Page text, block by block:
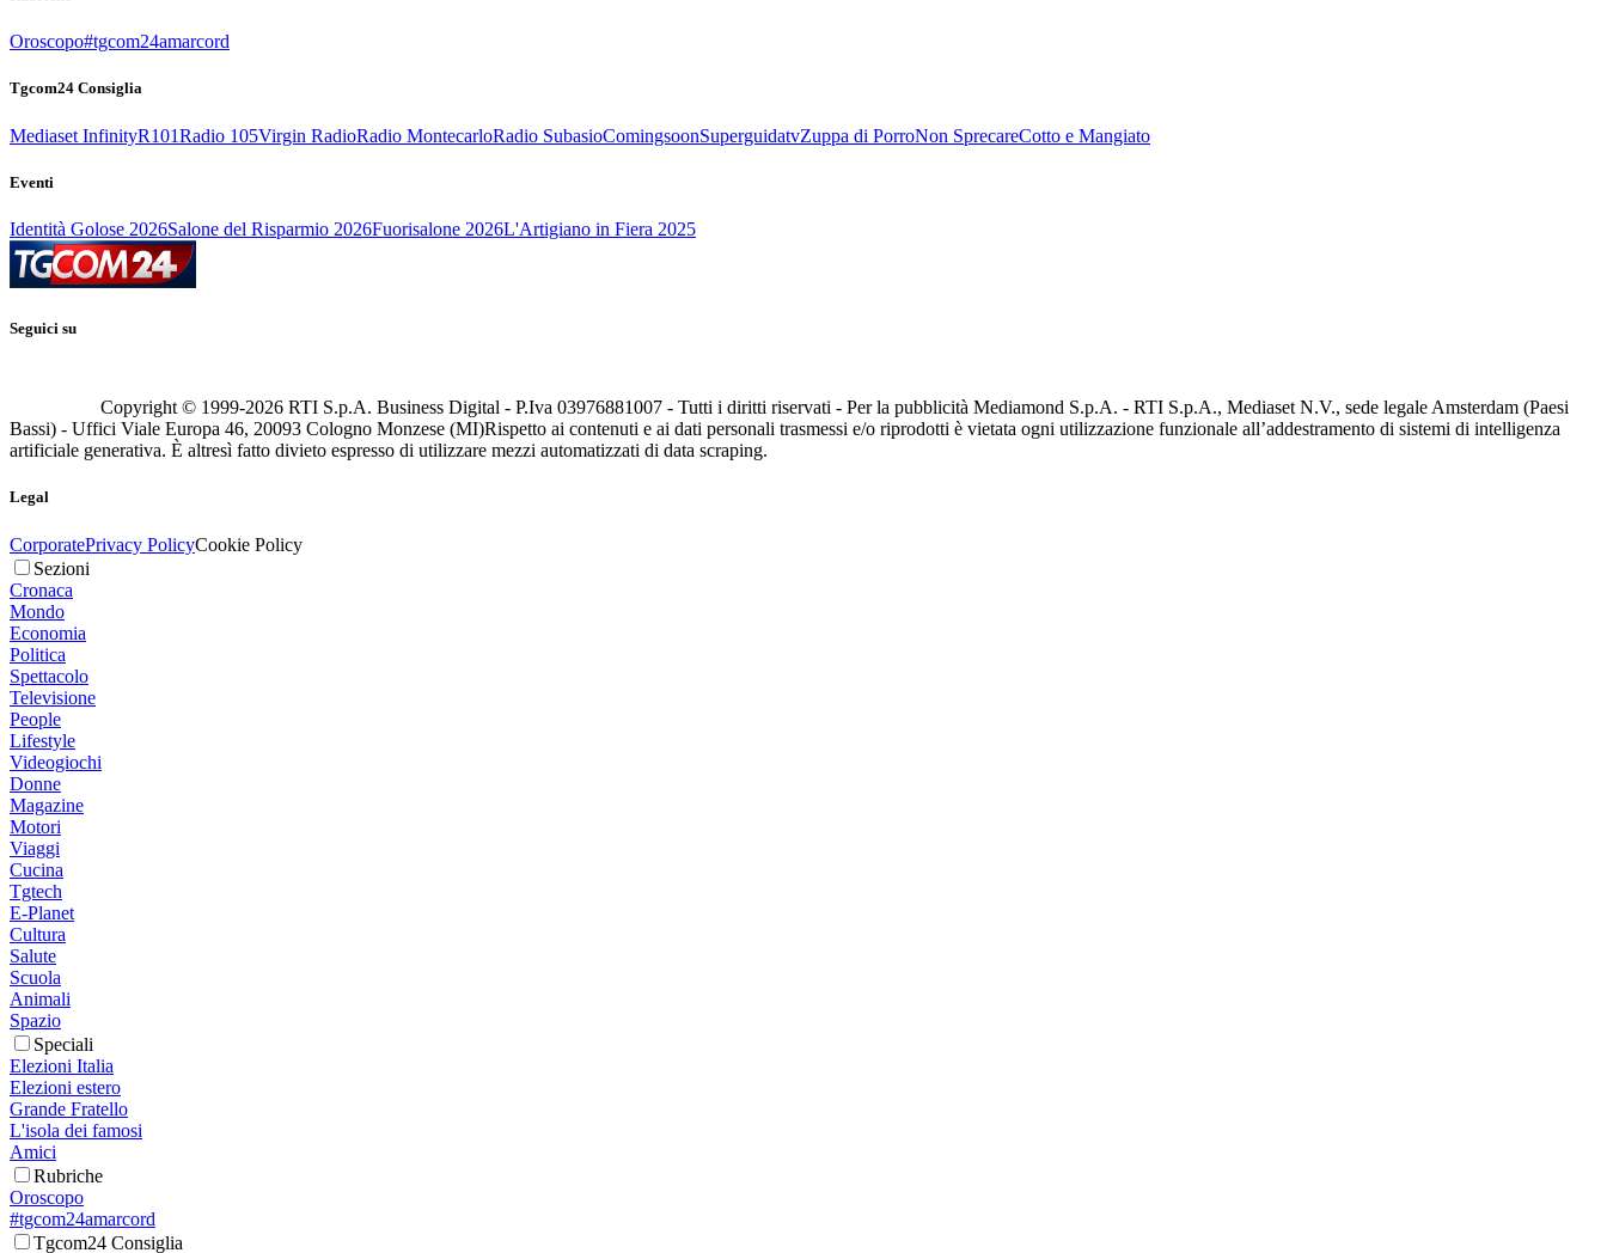
Oroscopo#tgcom24amarcord
Tgcom24 Consiglia
Mediaset InfinityR101Radio 105Virgin RadioRadio MontecarloRadio SubasioComingsoonSuperguidatvZuppa di PorroNon SprecareCotto e Mangiato
Eventi
Identità Golose 2026Salone del Risparmio 2026Fuorisalone 2026L'Artigiano in Fiera 2025
Seguici su
Copyright © 1999-2026 RTI S.p.A. Business Digital - P.Iva 03976881007 - Tutti i diritti riservati - Per la pubblicità Mediamond S.p.A. - RTI S.p.A., Mediaset N.V., sede legale Amsterdam (Paesi
Bassi) - Uffici Viale Europa 46, 20093 Cologno Monzese (MI)Rispetto ai contenuti e ai dati personali trasmessi e/o riprodotti è vietata ogni utilizzazione funzionale all’addestramento di sistemi di intelligenza
artificiale generativa. È altresì fatto divieto espresso di utilizzare mezzi automatizzati di data scraping.
Legal
CorporatePrivacy PolicyCookie Policy
Sezioni
Cronaca
Mondo
Economia
Politica
Spettacolo
Televisione
People
Lifestyle
Videogiochi
Donne
Magazine
Motori
Viaggi
Cucina
Tgtech
E-Planet
Cultura
Salute
Scuola
Animali
Spazio
Speciali
Elezioni Italia
Elezioni estero
Grande Fratello
L'isola dei famosi
Amici
Rubriche
Oroscopo
#tgcom24amarcord
Tgcom24 Consiglia